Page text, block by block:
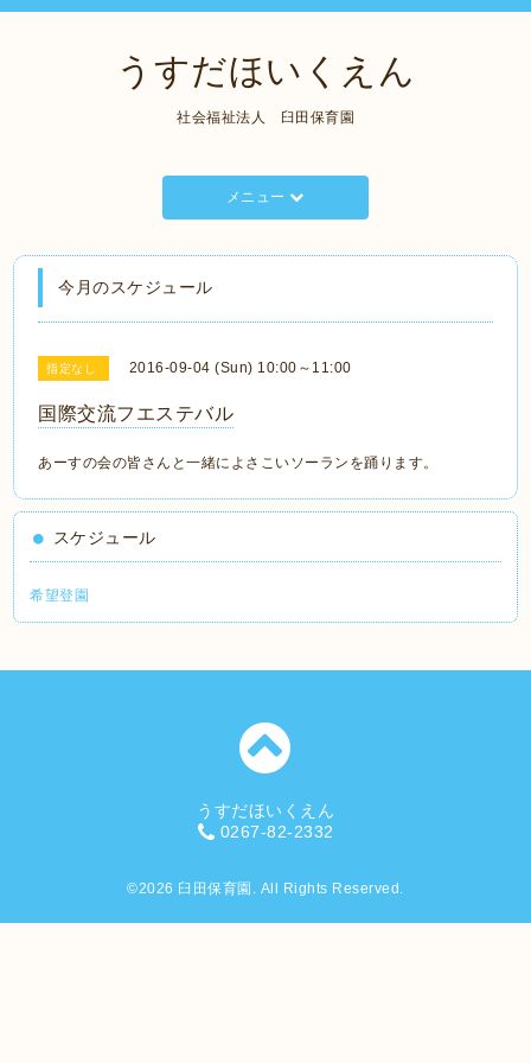
うすだほいくえん
社会福祉法人 臼田保育園
メニュー
今月のスケジュール
指定なし 2016-09-04 (Sun) 10:00～11:00
国際交流フエステバル
あーすの会の皆さんと一緒によさこいソーランを踊ります。
スケジュール
希望登園
うすだほいくえん
0267-82-2332
©2026 臼田保育園 . All Rights Reserved.